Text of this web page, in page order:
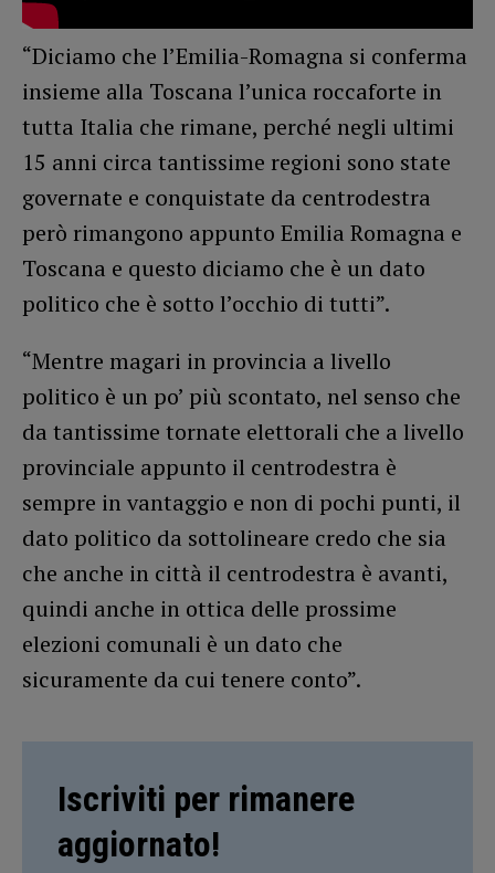
“Diciamo che l’Emilia-Romagna si conferma
insieme alla Toscana l’unica roccaforte in
tutta Italia che rimane, perché negli ultimi
15 anni circa tantissime regioni sono state
governate e conquistate da centrodestra
però rimangono appunto Emilia Romagna e
Toscana e questo diciamo che è un dato
politico che è sotto l’occhio di tutti”.
“Mentre magari in provincia a livello
politico è un po’ più scontato, nel senso che
da tantissime tornate elettorali che a livello
provinciale appunto il centrodestra è
sempre in vantaggio e non di pochi punti, il
dato politico da sottolineare credo che sia
che anche in città il centrodestra è avanti,
quindi anche in ottica delle prossime
elezioni comunali è un dato che
sicuramente da cui tenere conto”.
Iscriviti per rimanere
aggiornato!